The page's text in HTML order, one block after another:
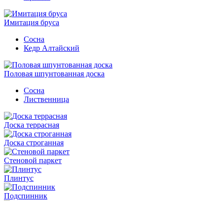
Имитация бруса
Сосна
Кедр Алтайский
Половая шпунтованная доска
Сосна
Лиственница
Доска террасная
Доска строганная
Стеновой паркет
Плинтус
Подспинник